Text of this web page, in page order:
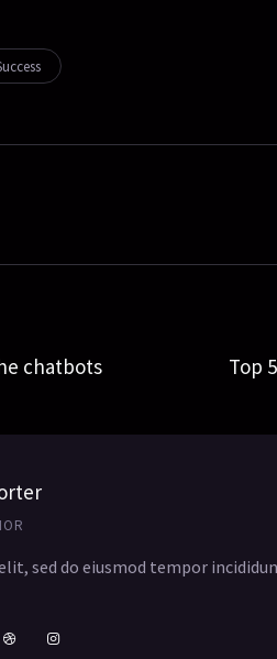
chatbots Top
sed do eiusmod tempor